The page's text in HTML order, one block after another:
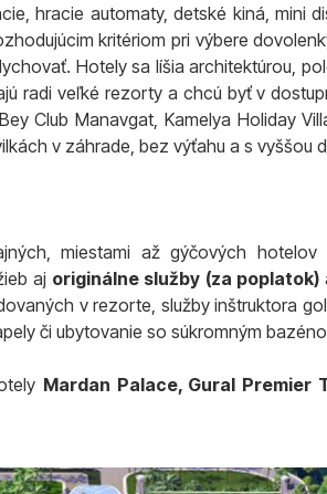
hracie automaty, detské kiná, mini
kritériom pri výbere
Hotely sa líšia architektúrou,
radi veľké rezorty a chcú byť v
Club Manavgat, Kamelya Holiday
v záhrade, bez výťahu a s vyššou
miestami až gýčových hotelov
aj originálne služby (za poplatok)
v rezorte, služby inštruktora
či ubytovanie so súkromným
Mardan Palace, Gural Premier